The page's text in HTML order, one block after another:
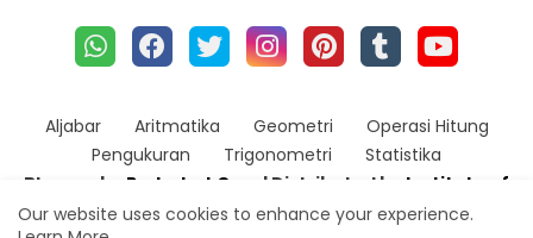
Aljabar Aritmatika Geometri
Operasi Hitung
Pengukuran
Trigonometri
Statistika
Blogger by Radarhot Com | Distributed by Institute of
Life
Our website uses cookies to enhance your experience.